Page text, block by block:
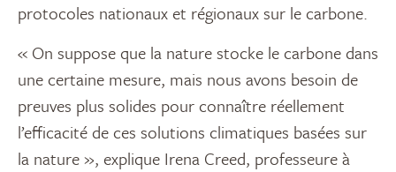
protocoles nationaux et régionaux sur le carbone.
« On suppose que la nature stocke le carbone dans
une certaine mesure, mais nous avons besoin de
preuves plus solides pour connaître réellement
l’efficacité de ces solutions climatiques basées sur
la nature », explique Irena Creed, professeure à